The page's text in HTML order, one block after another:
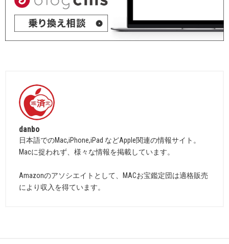
danbo
日本語でのMac,iPhone,iPad などApple関連の情報サイト。
Macに捉われず、様々な情報を掲載しています。
Amazonのアソシエイトとして、MACお宝鑑定団は適格販売
により収入を得ています。